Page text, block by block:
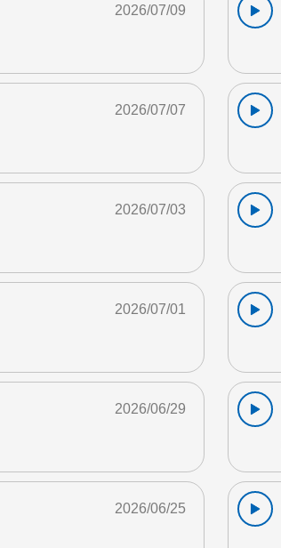
2026/07/09
2026/07/07
2026/07/03
2026/07/01
2026/06/29
2026/06/25